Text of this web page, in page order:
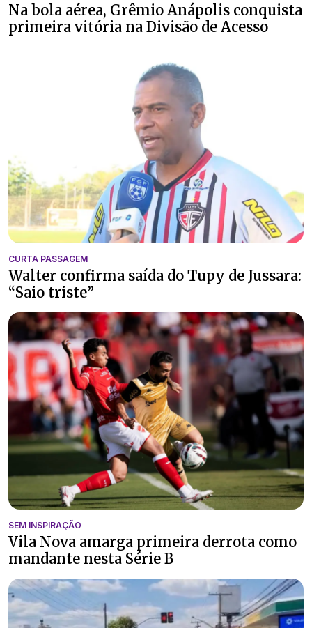
Na bola aérea, Grêmio Anápolis conquista
primeira vitória na Divisão de Acesso
CURTA PASSAGEM
Walter confirma saída do Tupy de Jussara:
“Saio triste”
SEM INSPIRAÇÃO
Vila Nova amarga primeira derrota como
mandante nesta Série B